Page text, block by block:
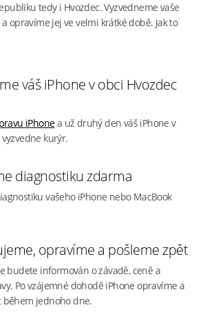
tedy i Hvozdec. Vyzvedneme vaše
opravíme jej ve velmi krátké době. Jak to
váš iPhone v obci Hvozdec
iPhonea už druhý den váš iPhone v
kurýr.
diagnostiku zdarma
vašeho iPhone nebo MacBook
opravíme a pošleme zpět
budete informován o závadě, ceně a
Po vzájemné dohodě iPhone opravíme a
během jednoho dne.